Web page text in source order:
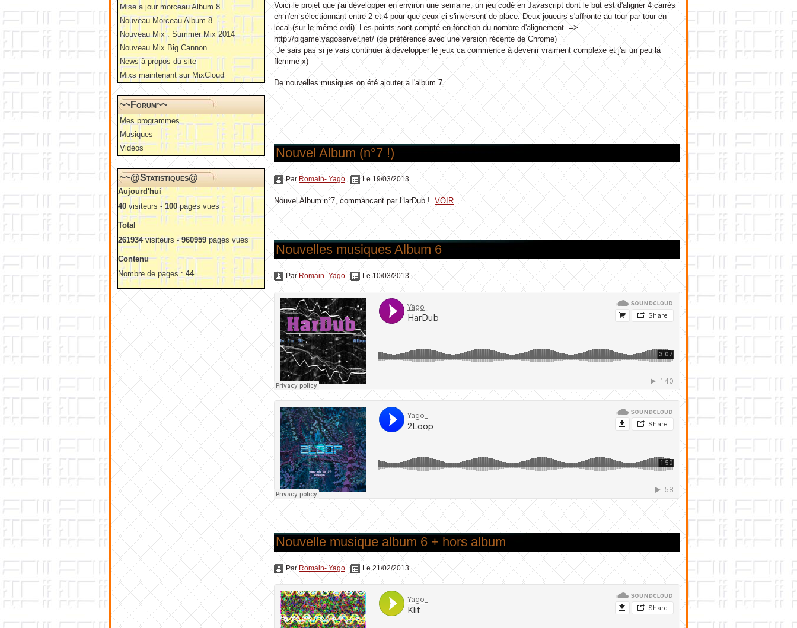
Mise a jour morceau Album 8
Nouveau Morceau Album 8
Nouveau Mix : Summer Mix 2014
Nouveau Mix Big Cannon
News à propos du site
Mixs maintenant sur MixCloud
~~Forum~~
Mes programmes
Musiques
Vidéos
~~@Statistiques@
Aujourd'hui
40 visiteurs - 100pages vues
Total
261934visiteurs -960959pages vues
Contenu
Nombre de pages :44
Voici le projet que j'ai développer en environ une semaine, un jeu codé en Javascript dont le but est d'aligner 4 carrés
en n'en sélectionnant entre 2 et 4 pour que ceux-ci s'inversent de place. Deux joueurs s'affronte au tour par tour en
local (sur le même ordi). Les points sont compté en fonction du nombre d'alignement. =>
http://pigame.yagoserver.net/ (de préférence avec une version récente de Chrome)
Je sais pas si je vais continuer à développer le jeux ca commence à devenir vraiment complexe et j'ai un peu la
flemme x)
De nouvelles musiques on été ajouter a l'album 7.
Nouvel Album (n°7 !)
ParRomain- Yago Le 19/03/2013
Nouvel Album n°7, commancant par HarDub ! VOIR
Nouvelles musiques Album 6
Par Romain- Yago Le 10/03/2013
Nouvelle musique album 6 + hors album
Par Romain- Yago Le 21/02/2013